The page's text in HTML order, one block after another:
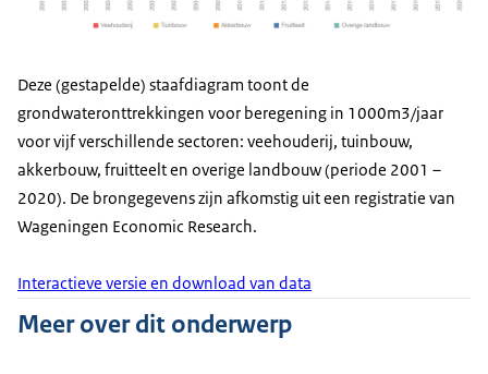
Deze (gestapelde) staafdiagram toont de
grondwateronttrekkingen voor beregening in 1000m3/jaar
voor vijf verschillende sectoren: veehouderij, tuinbouw,
akkerbouw, fruitteelt en overige landbouw (periode 2001 –
2020). De brongegevens zijn afkomstig uit een registratie van
Wageningen Economic Research.
Interactieve versie en download van data
Meer over dit onderwerp